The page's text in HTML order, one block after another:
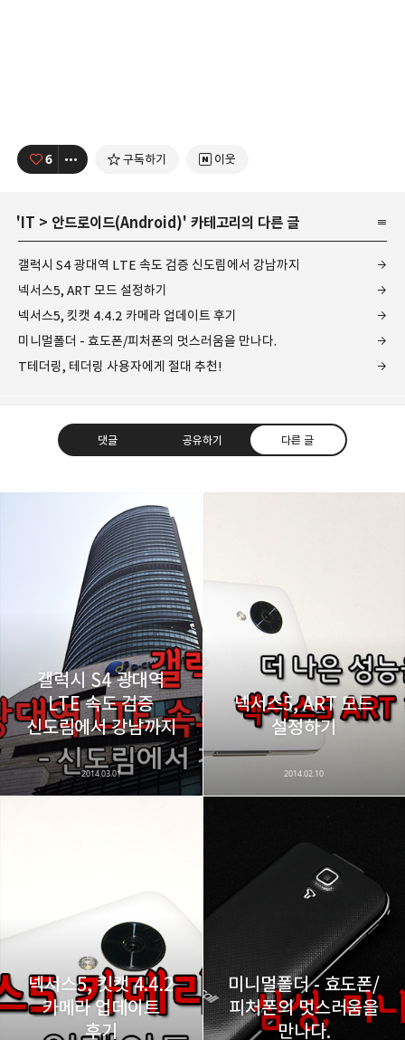
6 구독하기 이웃
'IT > 안드로이드(Android)' 카테고리의 다른 글
갤럭시 S4 광대역 LTE 속도 검증 신도림에서 강남까지
넥서스5, ART 모드 설정하기
넥서스5, 킷캣 4.4.2 카메라 업데이트 후기
미니멀폴더 - 효도폰/피처폰의 멋스러움을 만나다.
T테더링, 테더링 사용자에게 절대 추천!
댓글 공유하기 다른 글
다방면의 깊은 관심과 얕은 이해도를 갖춘 보편적
비주류이자 진화하는 영원한 주변인.
구독하기
카카오톡
카카오스토리 밴드 네이버 블로그
갤럭시 S4 광대역
LTE 속도 검증
신도림에서 강남까지
2014.03.01
넥서스5, ART 모드
설정하기
2014.02.10
넥서스5, 킷캣 4.4.2
카메라 업데이트
후기
미니멀폴더 - 효도폰/
피처폰의 멋스러움을
만나다.